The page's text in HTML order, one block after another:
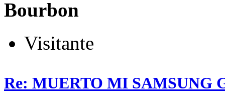
Bourbon
Visitante
Re: MUERTO MI SAMSUNG